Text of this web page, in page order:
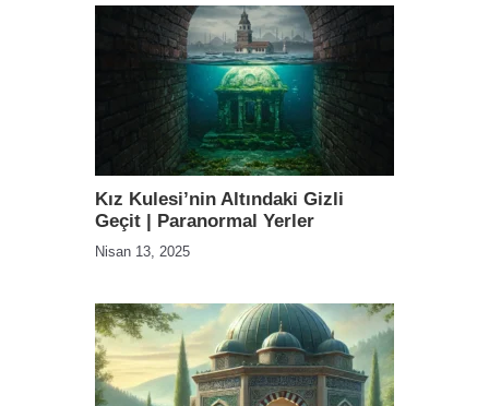
Kız Kulesi’nin Altındaki Gizli
Geçit | Paranormal Yerler
Nisan 13, 2025